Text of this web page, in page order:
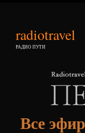
radiotravel
РАДИО ПУТИ
Все